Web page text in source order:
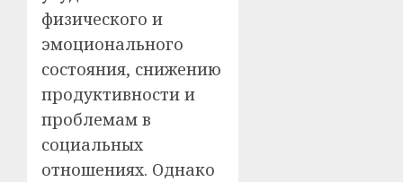
физического и
эмоционального
состояния, снижению
продуктивности и
проблемам в
социальных
отношениях. Однако